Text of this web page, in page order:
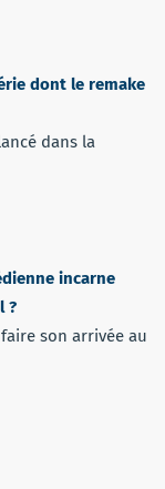
dont le remake
dans la
incarne
?
son arrivée au